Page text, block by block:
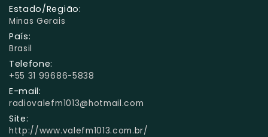
Estado/Região:
Minas Gerais
País:
Brasil
Telefone:
+55 31 99686-5838
E-mail:
radiovalefm1013@hotmail.com
Site:
http://www.valefm1013.com.br/